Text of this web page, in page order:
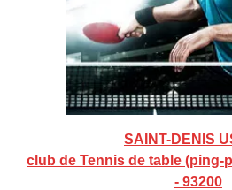
SAINT-DENIS
club de Tennis de table (ping-
- 93200